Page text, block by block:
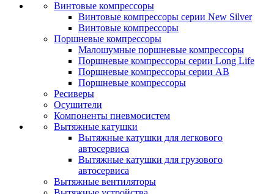
Винтовые компрессоры
Винтовые компрессоры серии New Silver
Винтовые компрессоры
Поршневые компрессоры
Малошумные поршневые компрессоры
Поршневые компрессоры серии Long Life
Поршневые компрессоры серии AB
Поршневые компрессоры
Ресиверы
Осушители
Компоненты пневмосистем
Вытяжные катушки
Вытяжные катушки для легкового
автосервиса
Вытяжные катушки для грузового
автосервиса
Вытяжные вентиляторы